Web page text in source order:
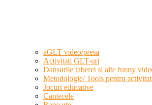
aGLT video/presa
Activitati GLT-uri
Dansurile taberei si alte funny
Metodologie/ Tools pentru
Jocuri educative
Cantecele